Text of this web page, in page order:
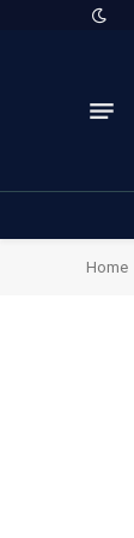
Home